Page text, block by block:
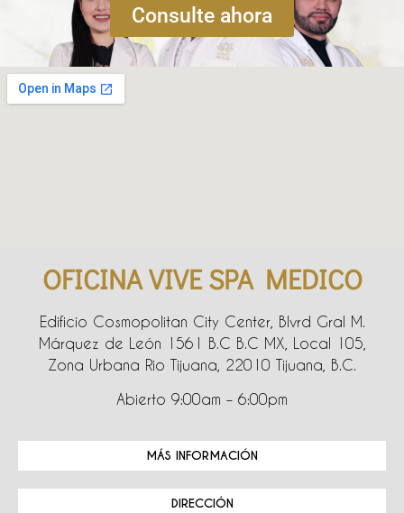
Consulte ahora
OFICINA VIVE SPA MEDICO
Edificio Cosmopolitan City Center, Blvrd Gral M.
Márquez de León 1561 B.C B.C MX, Local 105,
Zona Urbana Rio Tijuana, 22010 Tijuana, B.C.
Abierto 9:00am – 6:00pm
MÁS INFORMACIÓN
DIRECCIÓN